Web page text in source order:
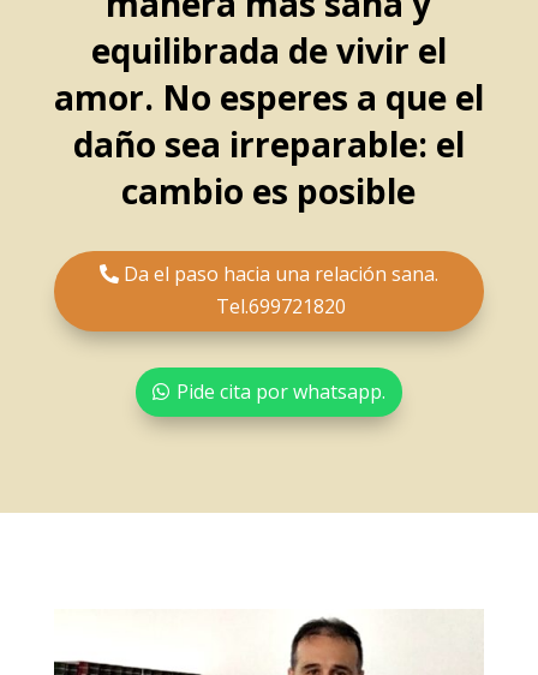
equilibrada de vivir el
amor. No esperes a que el
daño sea irreparable: el
cambio es posible
Da el paso hacia una relación sana.
Tel.699721820
Pide cita por whatsapp.